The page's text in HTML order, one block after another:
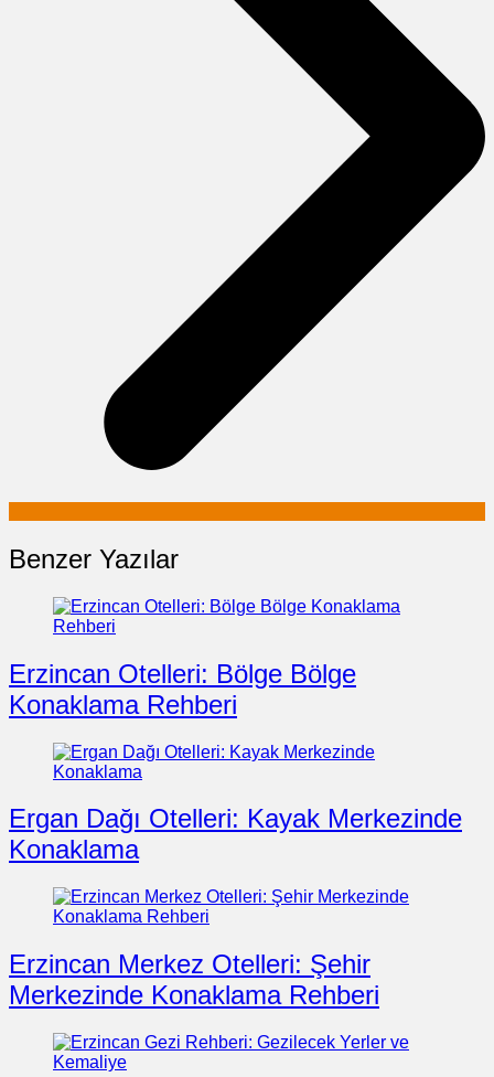
Benzer Yazılar
Erzincan Otelleri: Bölge Bölge
Konaklama Rehberi
Ergan Dağı Otelleri: Kayak Merkezinde
Konaklama
Erzincan Merkez Otelleri: Şehir
Merkezinde Konaklama Rehberi